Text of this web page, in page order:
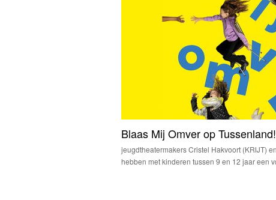
Blaas Mij Omver op Tussenland!
jeugdtheatermakers Cristel Hakvoort (KRIJT)
hebben met kinderen tussen 9 en 12 jaar een